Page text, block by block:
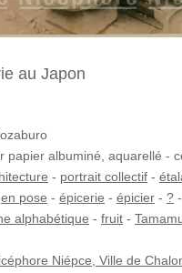
au Japon
papier albuminé, aquarellé -
- portrait collectif -
en pose - épicerie - épicier - ? -
alphabétique - fruit -
Niépce, Ville de